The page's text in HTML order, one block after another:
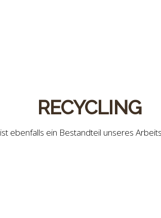
RECYCLING
ist ebenfalls ein Bestandteil unseres